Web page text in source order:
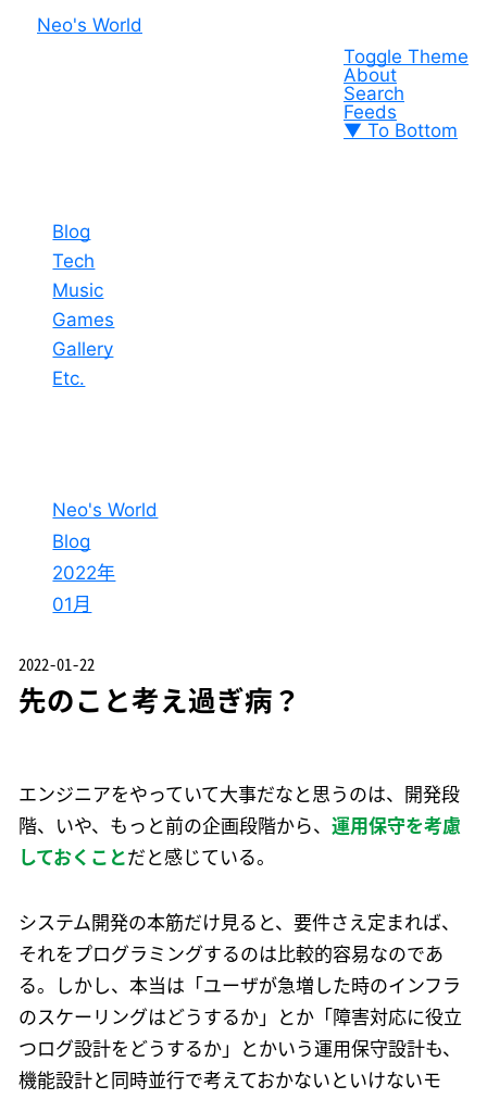
Neo's World
Toggle Theme
About
Search
Feeds
▼ To Bottom
Blog
Tech
Music
Games
Gallery
Etc.
Neo's World
Blog
2022年
01月
2022-01-22
先のこと考え過ぎ病？
エンジニアをやっていて大事だなと思うのは、開発段
階、いや、もっと前の企画段階から、 運用保守を考慮
しておくことだと感じている。
システム開発の本筋だけ見ると、要件さえ定まれば、
それをプログラミングするのは比較的容易なのであ
る。しかし、本当は「ユーザが急増した時のインフラ
のスケーリングはどうするか」とか「障害対応に役立
つログ設計をどうするか」とかいう運用保守設計も、
機能設計と同時並行で考えておかないといけないモ